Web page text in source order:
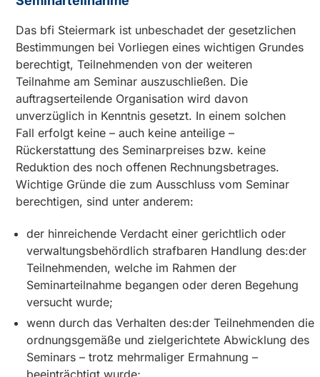
Das bfi Steiermark ist unbeschadet der gesetzlichen
Bestimmungen bei Vorliegen eines wichtigen Grundes
berechtigt, Teilnehmenden von der weiteren
Teilnahme am Seminar auszuschließen. Die
auftragserteilende Organisation wird davon
unverzüglich in Kenntnis gesetzt. In einem solchen
Fall erfolgt keine – auch keine anteilige –
Rückerstattung des Seminarpreises bzw. keine
Reduktion des noch offenen Rechnungsbetrages.
Wichtige Gründe die zum Ausschluss vom Seminar
berechtigen, sind unter anderem:
der hinreichende Verdacht einer gerichtlich oder
verwaltungsbehördlich strafbaren Handlung des:der
Teilnehmenden, welche im Rahmen der
Seminarteilnahme begangen oder deren Begehung
versucht wurde;
wenn durch das Verhalten des:der Teilnehmenden die
ordnungsgemäße und zielgerichtete Abwicklung des
Seminars – trotz mehrmaliger Ermahnung –
beeinträchtigt wurde;